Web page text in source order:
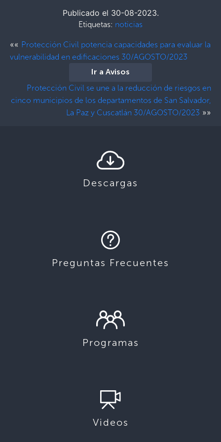
Publicado el 30-08-2023.
Etiquetas: noticias
«« Protección Civil potencia capacidades para evaluar la
vulnerabilidad en edificaciones 30/AGOSTO/2023
Ir a Avisos
Protección Civil se une a la reducción de riesgos en
cinco municipios de los departamentos de San Salvador,
La Paz y Cuscatlán 30/AGOSTO/2023 »»
Descargas
Preguntas Frecuentes
Programas
Videos